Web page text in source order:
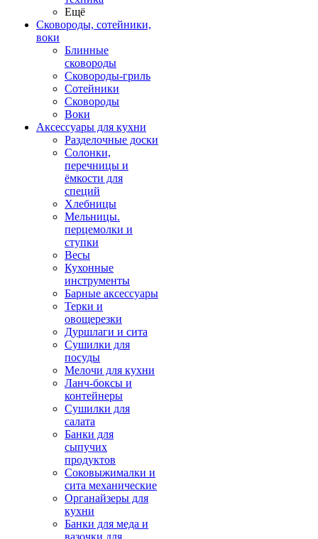
Ещё
Сковороды, сотейники,
воки
Блинные
сковороды
Сковороды-гриль
Сотейники
Сковороды
Воки
Аксессуары для кухни
Разделочные доски
Солонки,
перечницы и
ёмкости для
специй
Хлебницы
Мельницы.
перцемолки и
ступки
Весы
Кухонные
инструменты
Барные аксессуары
Терки и
овощерезки
Дуршлаги и сита
Сушилки для
посуды
Мелочи для кухни
Ланч-боксы и
контейнеры
Сушилки для
салата
Банки для
сыпучих
продуктов
Соковыжималки и
сита механические
Органайзеры для
кухни
Банки для меда и
вазочки для